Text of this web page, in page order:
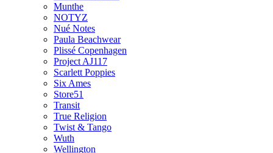
Munthe
NOTYZ
Nué Notes
Paula Beachwear
Plissé Copenhagen
Project AJ117
Scarlett Poppies
Six Ames
Store51
Transit
True Religion
Twist & Tango
Wuth
Wellington